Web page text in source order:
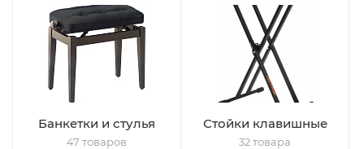
Банкетки и стулья
47 товаров
Стойки клавишные
32 товара